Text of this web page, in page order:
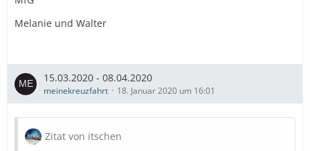
Melanie und Walter
15.03.2020 - 08.04.2020
meinekreuzfahrt 18. Januar 2020 um 16:01
Zitat von itschen